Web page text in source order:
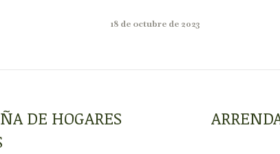
18 de octubre de 2023
DE HOGARES
Publicación